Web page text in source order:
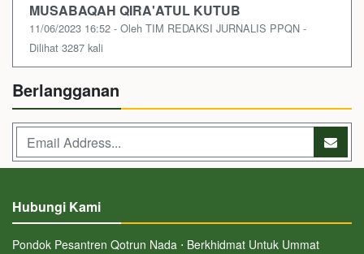
MUSABAQAH QIRA'ATUL KUTUB
11/06/2023 16:52 - Oleh TIM REDAKSI JURNALIS PPQN -
Dilihat 3287 kali
Berlangganan
Hubungi Kami
Pondok Pesantren Qotrun Nada ⋅ Berkhidmat Untuk Ummat